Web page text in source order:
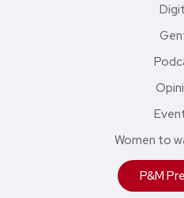
Women to
P&M